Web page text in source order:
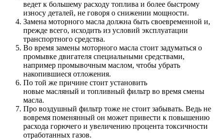
ведет к большему расходу топлива и более быстрому
износу деталей, не говоря о снижении мощности.
Замена моторного масла должна быть своевременной и,
прежде всего, исходить из условий эксплуатации
транспортного средства.
Во время замены моторного масла стоит задуматься о
промывке двигателя специальными средствами,
например промывочным маслом, чтобы убрать
накопившиеся отложения.
По той же причине стоит установить
новые масляный и топливный фильтр во время смены
масла.
Про воздушный фильтр тоже не стоит забывать. Ведь не
вовремя поменянный он может привести к повышению
расхода горючего и увеличению процента токсичности
отработанных газов.